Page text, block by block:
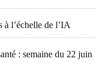
à l’échelle de l’IA
: semaine du 22 juin